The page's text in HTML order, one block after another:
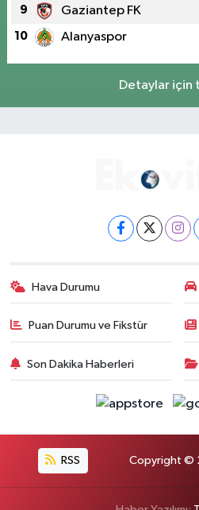
9 Gaziantep FK
10 Alanyaspor
Detaylar için
Hava Durumu
Puan Durumu ve Fikstür
Son Dakika Haberleri
RSS Copyright ©